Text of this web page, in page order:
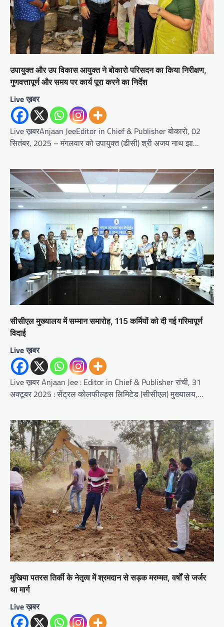
उपायुक्त और उप विकास आयुक्त ने बोकारो परिसदन का किया निरीक्षण,
गुणवत्तापूर्ण और समय पर कार्य पूरा करने का निर्देश
Live ख़बर
Live ख़बरAnjaan JeeEditor in Chief & Publisher बोकारो, 02
सितंबर, 2025 – मंगलवार को उपायुक्त (डीसी) श्री अजय नाथ झा…
सीसीएल मुख्यालय में सम्मान समारोह, 115 कर्मियों को दी गई गरिमापूर्ण
विदाई
Live ख़बर
Live ख़बर Anjaan Jee : Editor in Chief & Publisher रांची, 31
अक्टूबर 2025 : सेंट्रल कोलफील्ड्स लिमिटेड (सीसीएल) मुख्यालय,…
मुखिया पतरस तिर्की के नेतृत्व में श्रमदान से सड़क मरम्मत, वर्षों से जर्जर
था मार्ग
Live ख़बर